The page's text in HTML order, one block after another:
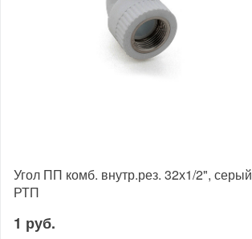
Угол ПП комб. внутр.рез. 32х1/2", серый
РТП
1 руб.